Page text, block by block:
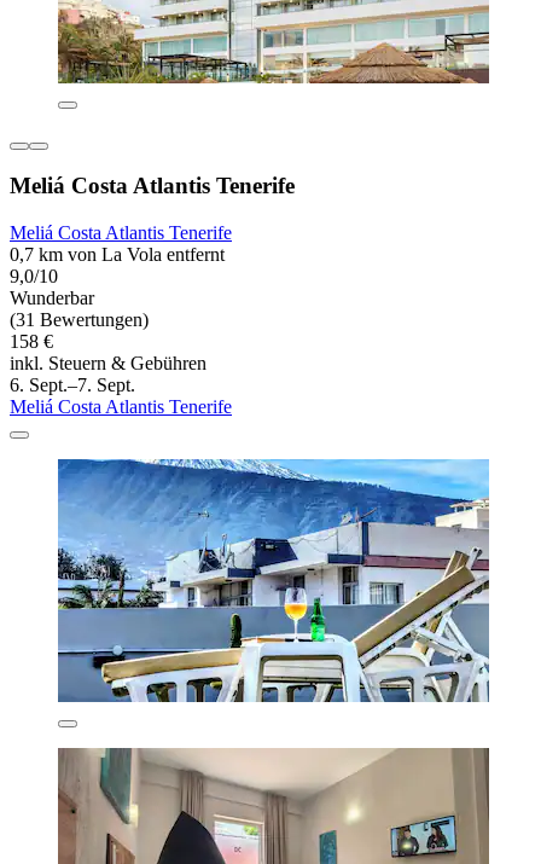
Meliá Costa Atlantis Tenerife
Meliá Costa Atlantis Tenerife
0,7 km von La Vola entfernt
9,0/10
Wunderbar
(31 Bewertungen)
158 €
inkl. Steuern & Gebühren
6. Sept.–7. Sept.
Meliá Costa Atlantis Tenerife